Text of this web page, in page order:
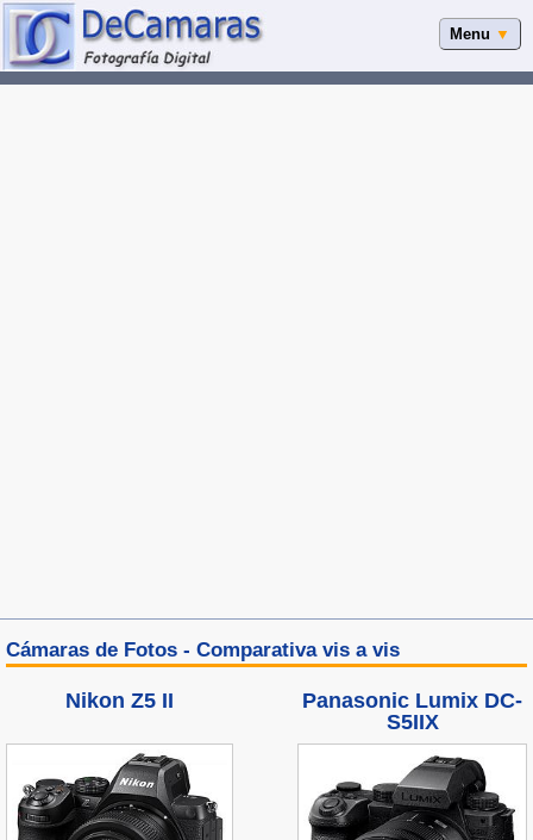
Menu ▼
Cámaras de Fotos - Comparativa vis a vis
Nikon Z5 II
Panasonic Lumix DC-
S5IIX